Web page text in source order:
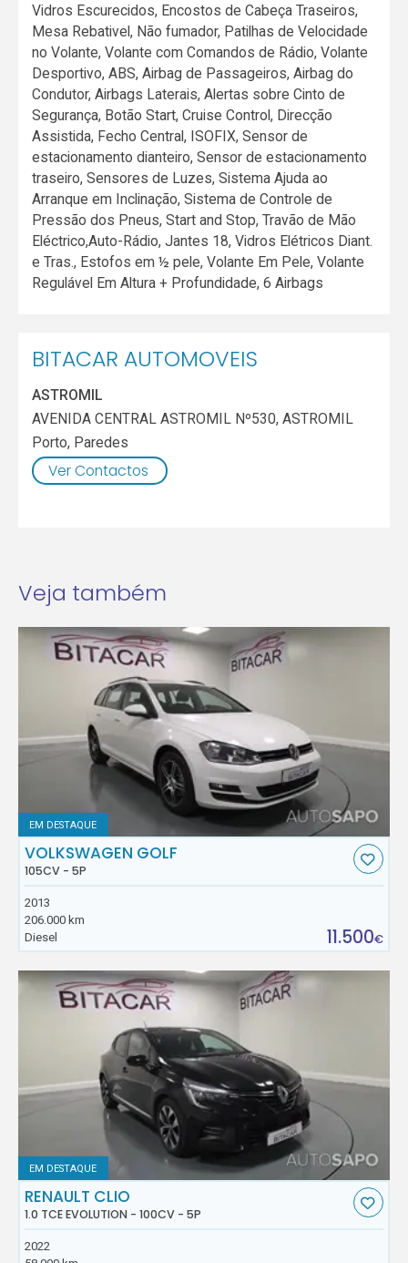
Vidros Escurecidos, Encostos de Cabeça Traseiros,
Mesa Rebativel, Não fumador, Patilhas de Velocidade
no Volante, Volante com Comandos de Rádio, Volante
Desportivo, ABS, Airbag de Passageiros, Airbag do
Condutor, Airbags Laterais, Alertas sobre Cinto de
Segurança, Botão Start, Cruise Control, Direcção
Assistida, Fecho Central, ISOFIX, Sensor de
estacionamento dianteiro, Sensor de estacionamento
traseiro, Sensores de Luzes, Sistema Ajuda ao
Arranque em Inclinação, Sistema de Controle de
Pressão dos Pneus, Start and Stop, Travão de Mão
Eléctrico,Auto-Rádio, Jantes 18, Vidros Elétricos Diant.
e Tras., Estofos em ½ pele, Volante Em Pele, Volante
Regulável Em Altura + Profundidade, 6 Airbags
BITACAR AUTOMOVEIS
ASTROMIL
AVENIDA CENTRAL ASTROMIL Nº530, ASTROMIL
Porto, Paredes
Ver Contactos
Veja também
EM DESTAQUE
VOLKSWAGEN GOLF
105CV - 5P
2013
206.000 km
Diesel
11.500€
EM DESTAQUE
RENAULT CLIO
1.0 TCE EVOLUTION - 100CV - 5P
2022